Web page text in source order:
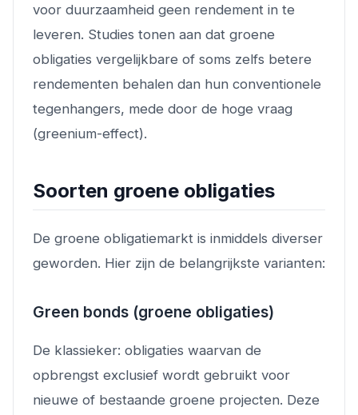
voor duurzaamheid geen rendement in te
leveren. Studies tonen aan dat groene
obligaties vergelijkbare of soms zelfs betere
rendementen behalen dan hun conventionele
tegenhangers, mede door de hoge vraag
(greenium-effect).
Soorten groene obligaties
De groene obligatiemarkt is inmiddels diverser
geworden. Hier zijn de belangrijkste varianten:
Green bonds (groene obligaties)
De klassieker: obligaties waarvan de
opbrengst exclusief wordt gebruikt voor
nieuwe of bestaande groene projecten. Deze